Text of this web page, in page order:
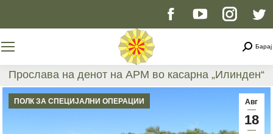
Facebook
opens
new
YouTube
opens
new
page
opens
new
Барај
Прослава на денот на АРМ во касарна „Илинден“
You are here:
Авг
18
ПОЛК ЗА СПЕЦИЈАЛНИ ОПЕРАЦИИ